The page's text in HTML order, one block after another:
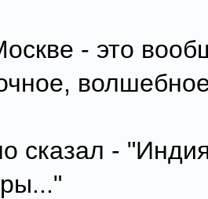
- это
сказал -